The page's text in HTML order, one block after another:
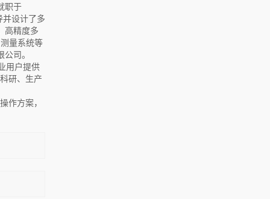
职于
并设计了多
高精度多
量系统等
司。
用户提供
研、生产
作方案，